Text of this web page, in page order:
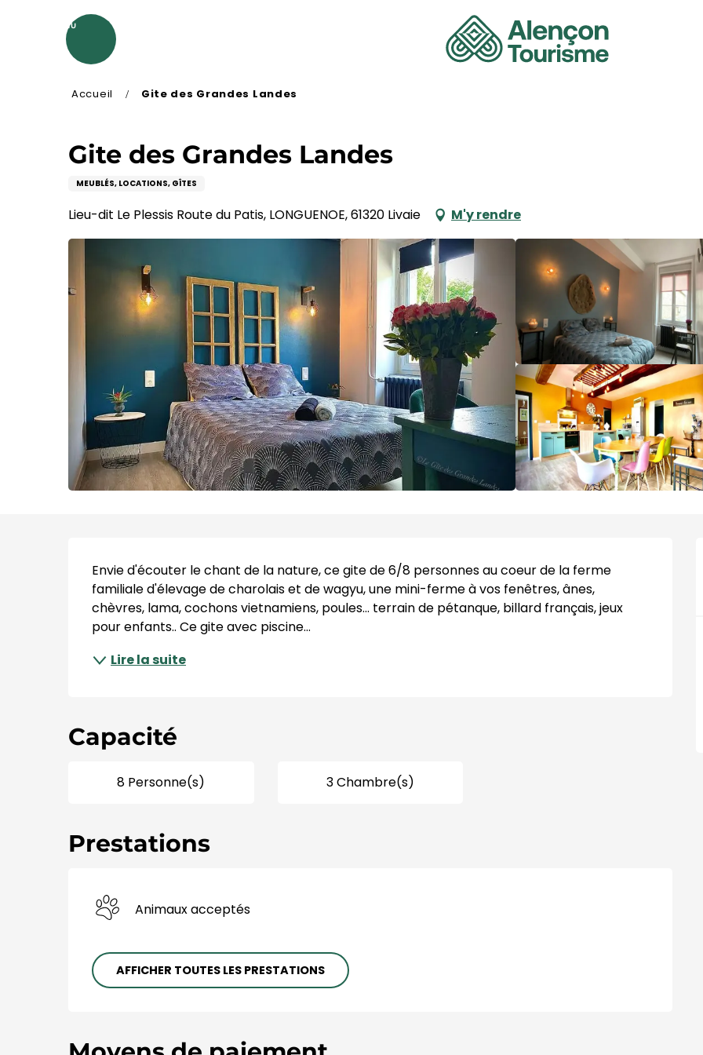
MENU
Accueil Gite des Grandes Landes
Gite des Grandes Landes
MEUBLÉS, LOCATIONS, GÎTES
Lieu-dit Le Plessis Route du Patis, LONGUENOE, 61320 Livaie M'y rendre
Description
Envie d'écouter le chant de la nature, ce gite de 6/8 personnes au coeur de la ferme
familiale d'élevage de charolais et de wagyu, une mini-ferme à vos fenêtres, ânes,
chèvres, lama, cochons vietnamiens, poules... terrain de pétanque, billard français, jeux
pour enfants.. Ce gite avec piscine...
Lire la suite
Capacité
8 Personne(s) 3 Chambre(s)
Prestations
Animaux acceptés
AFFICHER TOUTES LES PRESTATIONS